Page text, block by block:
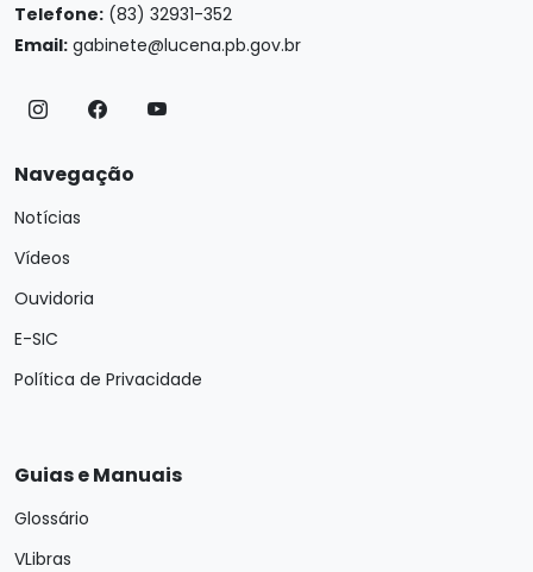
Telefone: (83) 32931-352
Email: gabinete@lucena.pb.gov.br
Navegação
Notícias
Vídeos
Ouvidoria
E-SIC
Política de Privacidade
Guias e Manuais
Glossário
VLibras